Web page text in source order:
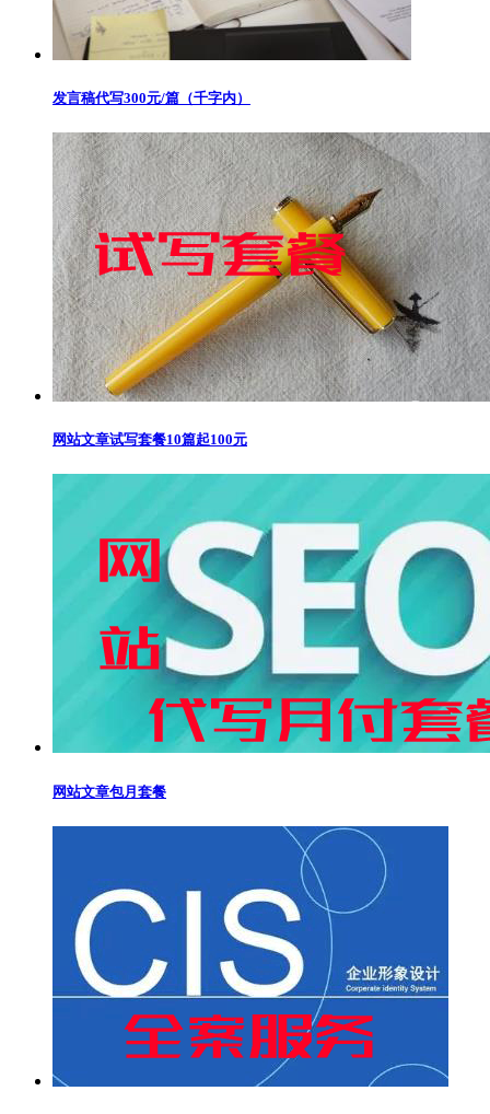
发言稿代写300元/篇（千字内）
网站文章试写套餐10篇起100元
网站文章包月套餐